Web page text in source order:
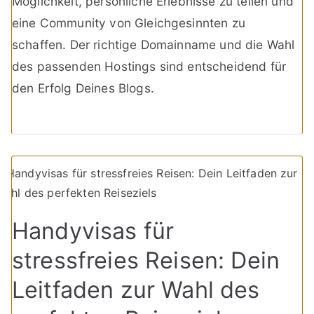
eine Community von Gleichgesinnten zu
schaffen. Der richtige Domainname und die Wahl
des passenden Hostings sind entscheidend für
den Erfolg Deines Blogs.
Handyvisas für
stressfreies Reisen: Dein
Leitfaden zur Wahl des